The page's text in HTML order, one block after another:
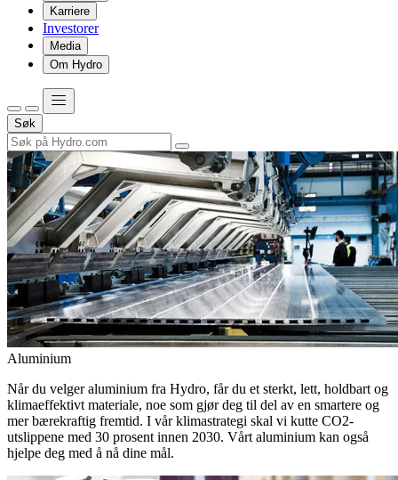
Karriere
Investorer
Media
Om Hydro
Søk
Aluminium
Når du velger aluminium fra Hydro, får du et sterkt, lett, holdbart og
klimaeffektivt materiale, noe som gjør deg til del av en smartere og
mer bærekraftig fremtid. I vår klimastrategi skal vi kutte CO2-
utslippene med 30 prosent innen 2030. Vårt aluminium kan også
hjelpe deg med å nå dine mål.